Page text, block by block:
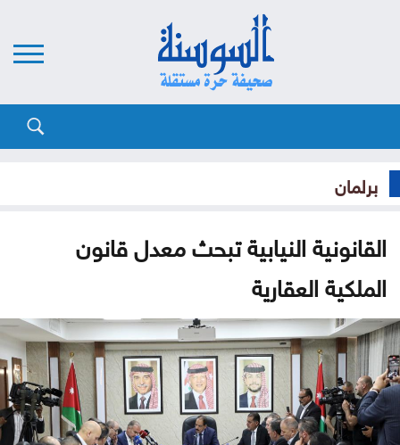
برلمان
القانونية النيابية تبحث معدل قانون
الملكية العقارية